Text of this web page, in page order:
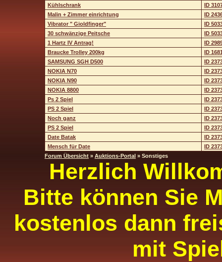
Kühlschrank
ID
Malin + Zimmer einrichtung
ID
Vibrator " Gioldfinger"
ID
30 schwänzige Peitsche
ID
1 Hartz IV Antrag!
ID
Braucke Trolley 200kg
ID
SAMSUNG SGH D500
ID
NOKIA N70
ID
NOKIA N90
ID
NOKIA 8800
ID
Ps 2 Spiel
ID
PS 2 Spiel
ID
Noch ganz
ID
PS 2 Spiel
ID
Date Batak
ID
Mensch für Date
ID
Forum Übersicht » Auktions-Portal » Sonstiges
Herzlich
Bitte können Sie
kostenlos dann
mit